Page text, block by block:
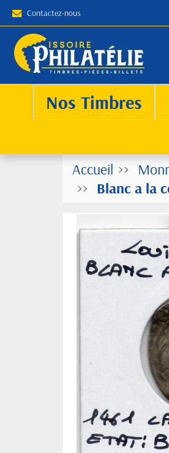
Contactez-nous
Nos Timbres
Accueil
Blanc a la